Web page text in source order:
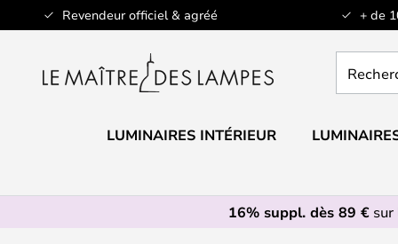
Revendeur officiel & agréé + de
Allez
au
un
LUMINAIRES INTÉRIEUR
16% suppl. dès 89 €sur